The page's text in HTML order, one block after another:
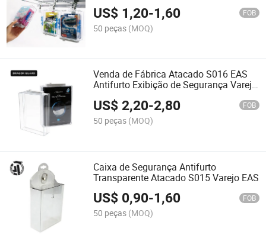
US$ 1,20-1,60 FOB
50 peças (MOQ)
Venda de Fábrica Atacado S016 EAS
Antifurto Exibição de Segurança Varejo
Caixa Mais Segura
US$2,20-2,80 FOB
50 peças (MOQ)
Caixa de Segurança Antifurto
Transparente Atacado S015 Varejo EAS
US$ 0,90-1,60 FOB
50 peças (MOQ)